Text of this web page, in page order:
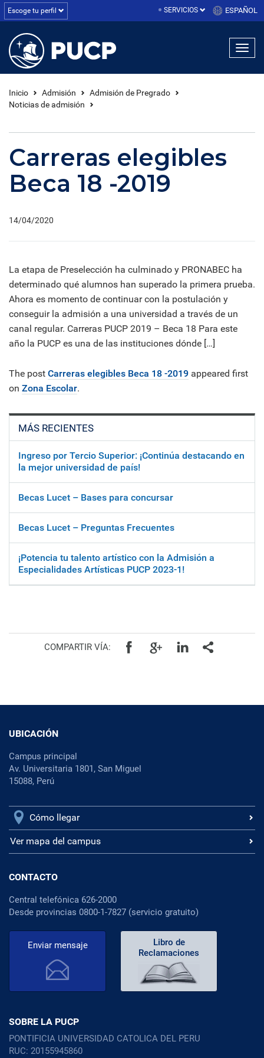
Escoge tu perfil SERVICIOS ESPAÑOL
Inicio Admisión
Admisión de Pregrado
Noticias de admisión
Carreras elegibles
Beca 18 -2019
14/04/2020
La etapa de Preselección ha culminado y PRONABEC ha
determinado qué alumnos han superado la primera prueba.
Ahora es momento de continuar con la postulación y
conseguir la admisión a una universidad a través de un
canal regular. Carreras PUCP 2019 – Beca 18 Para este
año la PUCP es una de las instituciones dónde […]
The post Carreras elegibles Beca 18 -2019 appeared first
on Zona Escolar.
MÁS RECIENTES
Ingreso por Tercio Superior: ¡Continúa destacando en
la mejor universidad de país!
Becas Lucet – Bases para concursar
Becas Lucet – Preguntas Frecuentes
¡Potencia tu talento artístico con la Admisión a
Especialidades Artísticas PUCP 2023-1!
COMPARTIR VÍA: FacebookGoogle+ Linkedin
UBICACIÓN
Campus principal
Av. Universitaria 1801, San Miguel
15088, Perú
Cómo llegar
Ver mapa del campus
CONTACTO
Central telefónica 626-2000
Desde provincias 0800-1-7827 (servicio gratuito)
Enviar mensaje
Libro de
Reclamaciones
SOBRE LA PUCP
PONTIFICIA UNIVERSIDAD CATOLICA DEL PERU
RUC: 20155945860